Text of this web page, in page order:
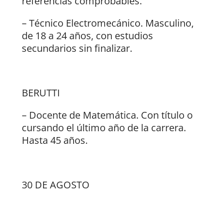
– Técnico Electromecánico. Masculino,
de 18 a 24 años, con estudios
secundarios sin finalizar.
BERUTTI
– Docente de Matemática. Con título o
cursando el último año de la carrera.
Hasta 45 años.
30 DE AGOSTO